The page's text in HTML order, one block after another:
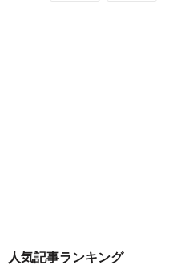
人気記事ランキング